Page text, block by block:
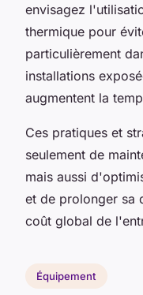
envisagez
thermique pour
particulièrement
installations
augmentent la
Ces pratiques et
seulement de
mais aussi
et de prolonger sa
coût global de
Équipement